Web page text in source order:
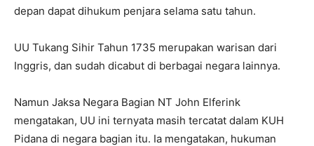
depan dapat dihukum penjara selama satu tahun.
UU Tukang Sihir Tahun 1735 merupakan warisan dari
Inggris, dan sudah dicabut di berbagai negara lainnya.
Namun Jaksa Negara Bagian NT John Elferink
mengatakan, UU ini ternyata masih tercatat dalam KUH
Pidana di negara bagian itu. Ia mengatakan, hukuman